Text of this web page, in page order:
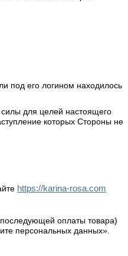
под его логином находилось
для целей настоящего
которых Стороны не
https://karina-rosa.com
оплаты товара)
персональных данных».